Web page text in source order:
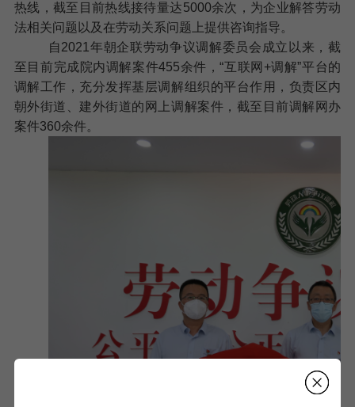
热线 ， 截至目前热线接待量达5000余次 ，为企业解答劳动
法相关问题以及在劳动关系问题上提供咨询指导。
自2021 年朝企联劳动争议调解委员会成立以来，截
至目前完成院内调解案件455余件 ，“互联网 +调解”平台的
调解工作，充分发挥基层调解组织的平台作用，负责区内
朝外街道、建外街道的网上调解案件， 截至目前调解网办
案件360余件。